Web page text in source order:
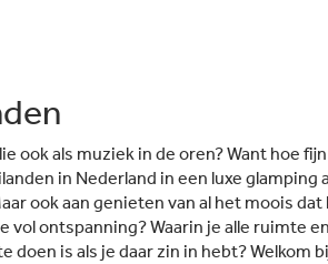
ook als muziek in de oren? Want hoe
in Nederland in een luxe glamping
ook aan genieten van al het moois
vol ontspanning? Waarin je alle ruimte
doen is als je daar zin in hebt? Welkom